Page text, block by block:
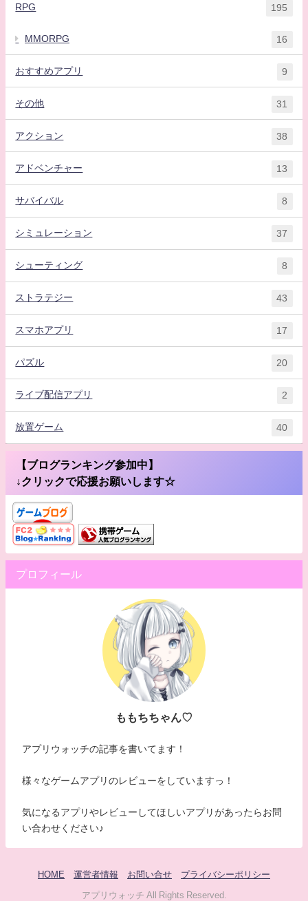
RPG 195
MMORPG 16
おすすめアプリ 9
その他 31
アクション 38
アドベンチャー 13
サバイバル 8
シミュレーション 37
シューティング 8
ストラテジー 43
スマホアプリ 17
パズル 20
ライブ配信アプリ 2
放置ゲーム 40
【ブログランキング参加中】
↓クリックで応援お願いします☆
プロフィール
ももちちゃん♡
アプリウォッチの記事を書いてます！
様々なゲームアプリのレビューをしていますっ！
気になるアプリやレビューしてほしいアプリがあったらお問
い合わせください♪
HOME 運営者情報 お問い合せ プライバシーポリシー
アプリウォッチ All Rights Reserved.